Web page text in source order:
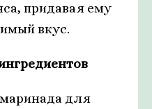
придавая ему
вкус.
для